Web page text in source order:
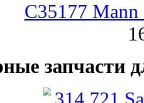
C35177
запчасти